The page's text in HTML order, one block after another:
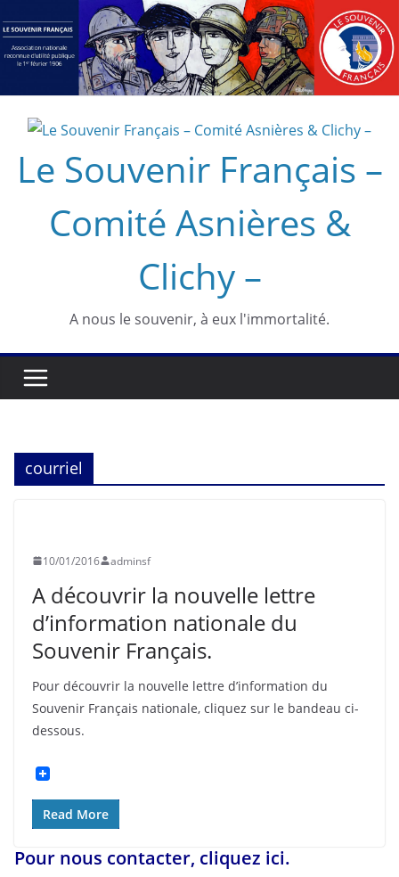
au
contenu
Le Souvenir Français –
Comité Asnières &
Clichy –
A nous le souvenir, à eux l'immortalité.
courriel
10/01/2016 adminsf
A découvrir la nouvelle lettre
d’information nationale du
Souvenir Français.
Pour découvrir la nouvelle lettre d’information du
Souvenir Français nationale, cliquez sur le bandeau ci-
dessous.
Read More
Pour nous contacter, cliquez ici.